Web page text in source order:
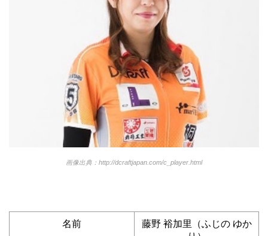
画像出典：http://dcraftjapan.com/c_player.html
名前
藤野 裕加里（ふじの ゆか